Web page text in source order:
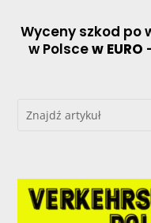
Wyceny szkod po
w Polscew EURO